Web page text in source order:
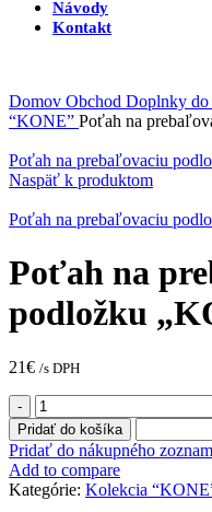
Návody
Kontakt
Domov Obchod Doplnky
“KONE” Poťah na
Poťah na prebaľovaciu
Naspäť k produktom
Poťah na prebaľovaciu
Poťah na
podložku
21€ /s DPH
množstvo
Poťah
na
prebaľovaciu
podložku
"KONE"
Pridať do košíka
Pridať do nákupného
Add to compare
Kategórie: Kolekcia